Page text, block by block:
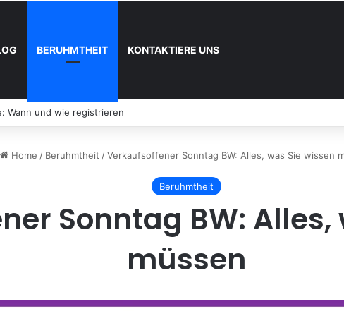
BERUHMTHEIT KONTAKTIERE UNS
Wann und wie registrieren
Home / Beruhmtheit /Verkaufsoffener Sonntag BW: Alles, was Sie wissen
Beruhmtheit
Sonntag BW: Alles,
müssen